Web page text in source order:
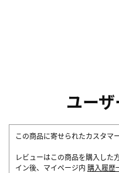
ユー
この商品に寄せられたカスタマ
レビューはこの商品を購入した
イン後、マイページ内 購入履歴